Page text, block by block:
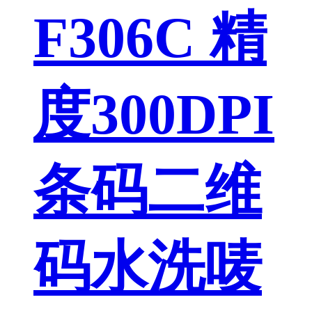
F306C 精
度300DPI
条码二维
码水洗唛